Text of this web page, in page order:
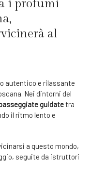
i profumi
al
autentico e rilassante
Nei dintorni del
guidatetra
il ritmo lento e
a questo mondo,
seguite da istruttori